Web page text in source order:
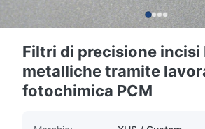
Filtri di precisione incisi
metalliche tramite
fotochimica PCM